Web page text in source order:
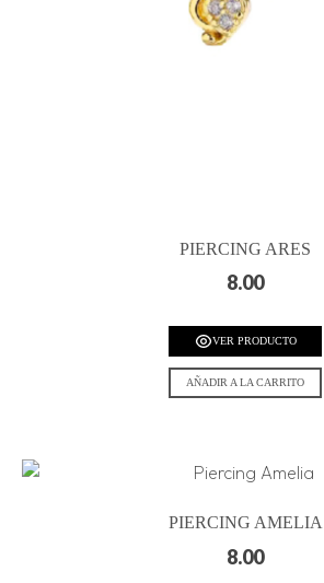
PIERCING ARES
8.00
VER PRODUCTO
AÑADIR A LA CARRITO
PIERCING AMELIA
8.00